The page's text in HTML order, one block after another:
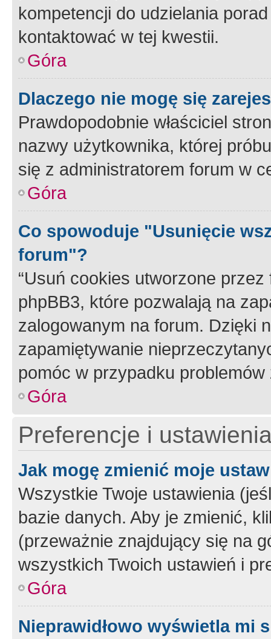
kompetencji do udzielania
kontaktować w tej kwestii.
Góra
Dlaczego nie mogę się
Prawdopodobnie właściciel
nazwy użytkownika, której
się z administratorem forum w
Góra
Co spowoduje "Usunięcie
forum"?
“Usuń cookies utworzone
phpBB3, które pozwalają na
zalogowanym na forum. Dzięki
zapamiętywanie
pomóc w przypadku
Góra
Preferencje i
Jak mogę zmienić moje
Wszystkie Twoje ustawienia
bazie danych. Aby je zmienić,
(przeważnie znajdujący się na
wszystkich Twoich ustawień i
Góra
Nieprawidłowo wyświetla mi